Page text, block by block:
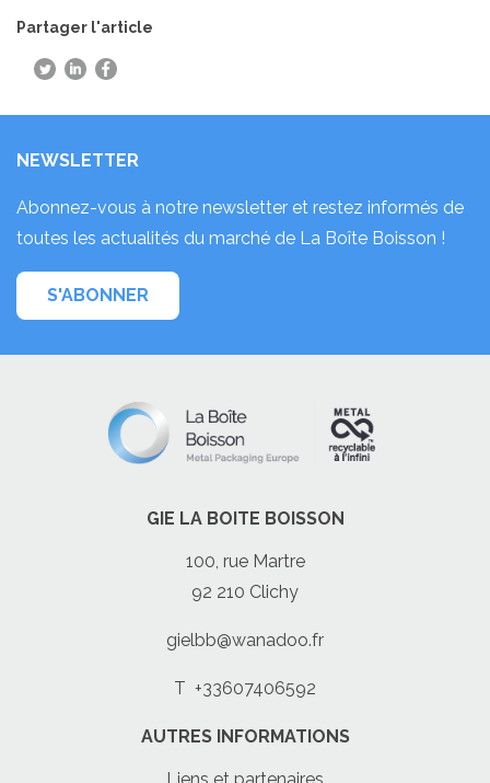
Partager l'article
NEWSLETTER
Abonnez-vous à notre newsletter et restez informés de
toutes les actualités du marché de La Boîte Boisson !
S'ABONNER
GIE LA BOITE BOISSON
100, rue Martre
92 210 Clichy
gielbb@wanadoo.fr
T +33607406592
AUTRES INFORMATIONS